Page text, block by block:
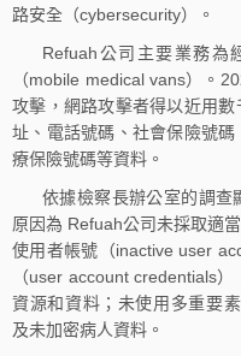
路安全（cybersecurity）。
Refuah公司主要業務為
（mobile medical vans）。
攻擊，網路攻擊者得以近用
址、電話號碼、社會保險號
療保險號碼等資料。
依據檢察長辦公室的調查
原因為 Refuah公司未採取適
使用者帳號（inactive user
（user account credentials
資源和資料；未使用多重要
及未加密病人資料。